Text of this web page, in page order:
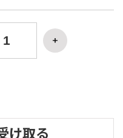
け取る